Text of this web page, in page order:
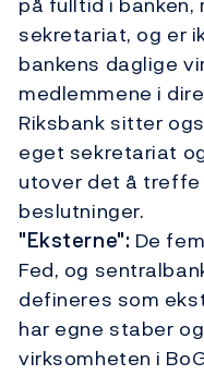
sekretariat, og er
bankens daglige
medlemmene i
Riksbank sitter
eget sekretariat
utover det å
beslutninger.
"Eksterne": De
Fed, og
defineres som
har egne staber
virksomheten i